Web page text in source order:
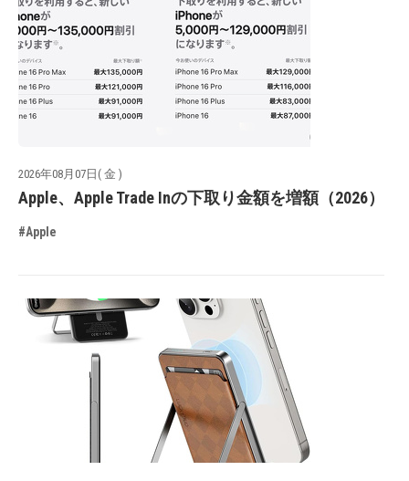
2026年08月07日( 金 )
Apple、Apple Trade Inの下取り金額を増額（2026）
#Apple